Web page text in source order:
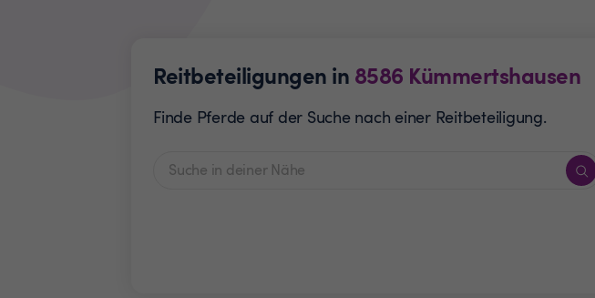
Reitbeteiligungen in 8586 Kümmertshausen
Finde Pferde auf der Suche nach einer Reitbeteiligung.